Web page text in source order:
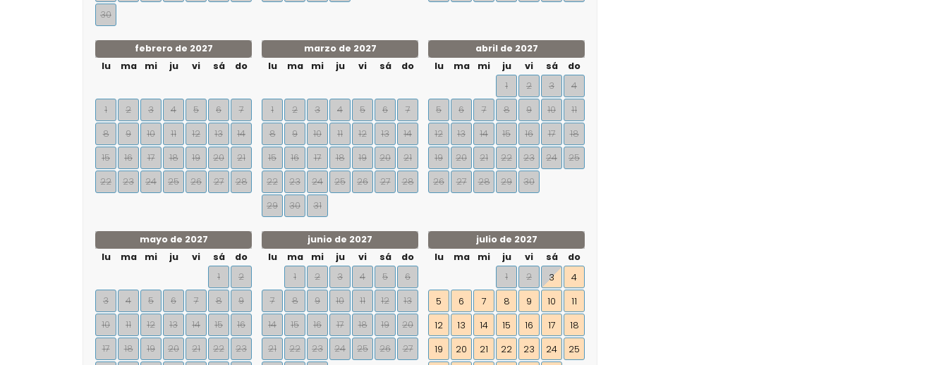
30
febrero de 2027
lu
ma mi ju vi sá do
1 2 3 4 5 6
7
8
9 10 11 12 13
14
15
16 17 18 19 20
21
22
23 24 25 26 27 28
marzo de 2027
lu
ma mi ju vi sá do
1 2 3 4 5 6
7
8
9 10 11 12 13
14
15
16 17 18 19 20
21
22
23 24 25 26 27
28
29
30 31
abril de 2027
lu
ma mi ju vi sá
do
1
2 3
4
5
6 7 8 9 10
11
12
13 14 15 16 17
18
19
20 21 22 23 24
25
26
27 28 29 30
mayo de 2027
lu
ma mi ju vi sá
do
1
2
3
4 5 6 7 8
9
10
11 12 13 14 15
16
17
18 19 20 21 22 23
junio de 2027
lu
ma mi ju vi sá
do
1
2 3 4 5
6
7
8 9 10 11 12
13
14
15 16 17 18 19
20
21
22 23 24 25 26 27
julio de 2027
lu
ma mi ju vi sá
do
1
2 3
4
5
6 7 8 9 10
11
12
13 14 15 16 17
18
19
20 21 22 23 24 25